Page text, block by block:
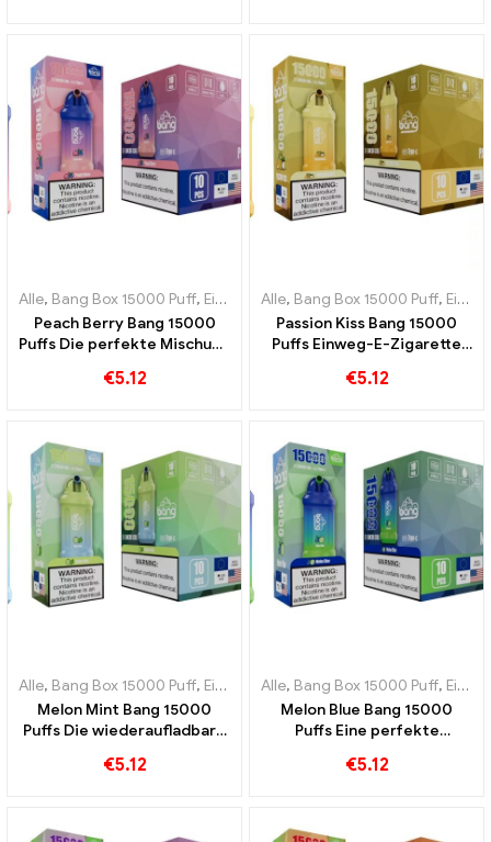
Alle, Bang Box 15000 Puff, Einweg-E-Zigaretten Schweden ,
Peach Berry Bang 15000
Puffs Die perfekte Mischung
€5.12
Alle, Bang Box 15000 Puff, Einweg-E-Zigaretten Schweden
Passion Kiss Bang 15000
Puffs Einweg-E-Zigarette
fruchtige und süße
€5.12
Alle, Bang Box 15000 Puff, Einweg-E-Zigaretten Schweden ,
Melon Mint Bang 15000
Puffs Die wiederaufladbare
kombiniert die Süße der
€5.12
Alle, Bang Box 15000 Puff, Einweg-E-Zigaretten Schweden
Melon Blue Bang 15000
Puffs Eine perfekte
Blaubeere
€5.12